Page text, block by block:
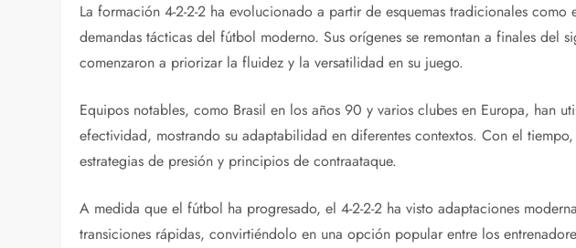
La formación 4-2-2-2 ha evolucionado a partir de esquemas tradicionales como
demandas tácticas del fútbol moderno. Sus orígenes se remontan a finales del
comenzaron a priorizar la fluidez y la versatilidad en su juego.
Equipos notables, como Brasil en los años 90 y varios clubes en Europa, han
efectividad, mostrando su adaptabilidad en diferentes contextos. Con el
estrategias de presión y principios de contraataque.
A medida que el fútbol ha progresado, el 4-2-2-2 ha visto adaptaciones
transiciones rápidas, convirtiéndolo en una opción popular entre los